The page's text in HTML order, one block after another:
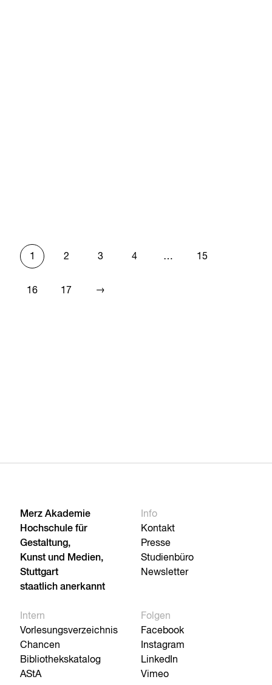
1 2 3 4 … 15
16 17 →
Merz Akademie
Hochschule für
Gestaltung,
Kunst und Medien,
Stuttgart
staatlich anerkannt
Info
Kontakt
Presse
Studienbüro
Newsletter
Intern
Vorlesungsverzeichnis
Chancen
Bibliothekskatalog
AStA
Folgen
Facebook
Instagram
LinkedIn
Vimeo